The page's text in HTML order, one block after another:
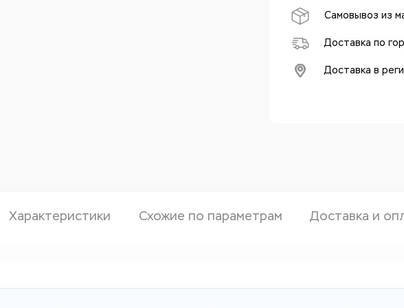
Самовывоз из
Доставка по
Доставка в
Характеристики Схожие по параметрам Доставка и